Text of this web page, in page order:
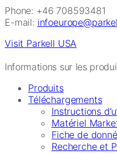
Phone: +46 708593481
E-mail:
Visit Parkell USA
Informations sur les
Produits
Téléchargements
Instructions
Matériel
Fiche de
Recherche et